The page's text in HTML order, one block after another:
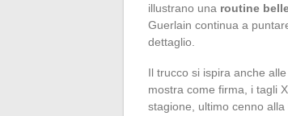
illustrano una routine
Guerlain continua a
dettaglio.
Il trucco si ispira anche
mostra come firma, i tagli
stagione, ultimo cenno alla